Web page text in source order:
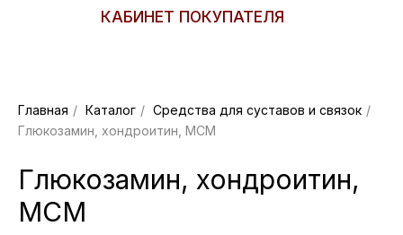
Главная / Каталог / Средства для суставов и связок /
Глюкозамин, хондроитин, МСМ
Глюкозамин, хондроитин,
МСМ